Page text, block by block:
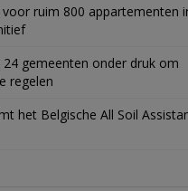
voor ruim 800 appartementen
24 gemeenten onder druk om
regelen
het Belgische All Soil